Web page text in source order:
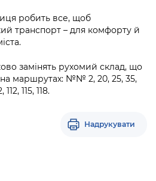
робить все, щоб
транспорт – для комфорту й
замінять рухомий склад, що
на маршрутах: №№ 2, 20, 25, 35,
115, 118.
Надрукувати